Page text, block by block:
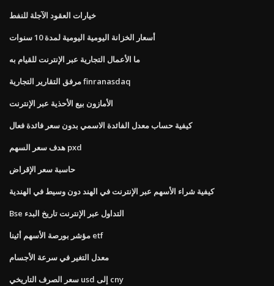
خيارات العقود الآجلة للنفط
أسعار الخزانة اليومية اليومية لمدة 10 سنوات
ما الأعمال التجارية عبر الإنترنت للقيام به
مرفق التقارير التجارية finranasdaq
الأمازون بيع الأحذية عبر الإنترنت
كيفية حساب معدل الفائدة الاسمي بدون سعر فائدة فعال
هدف سعر السهم pxd
حاسبة سعر الإقراض
كيفية شراء الأسهم عبر الإنترنت في الهند دون وسيط في الهندية
Bse التداول عبر الإنترنت تاريخ البدء
مؤشر بورصة الأسهم أثينا etf
معدل التغير في سرعة الأجسام
سعر الصرف التاريخي usd إلى cny